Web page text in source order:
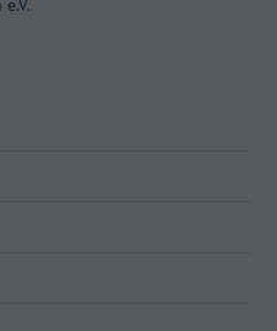
adipiscing elit.
Aenean massa. Cum sociis
nec.